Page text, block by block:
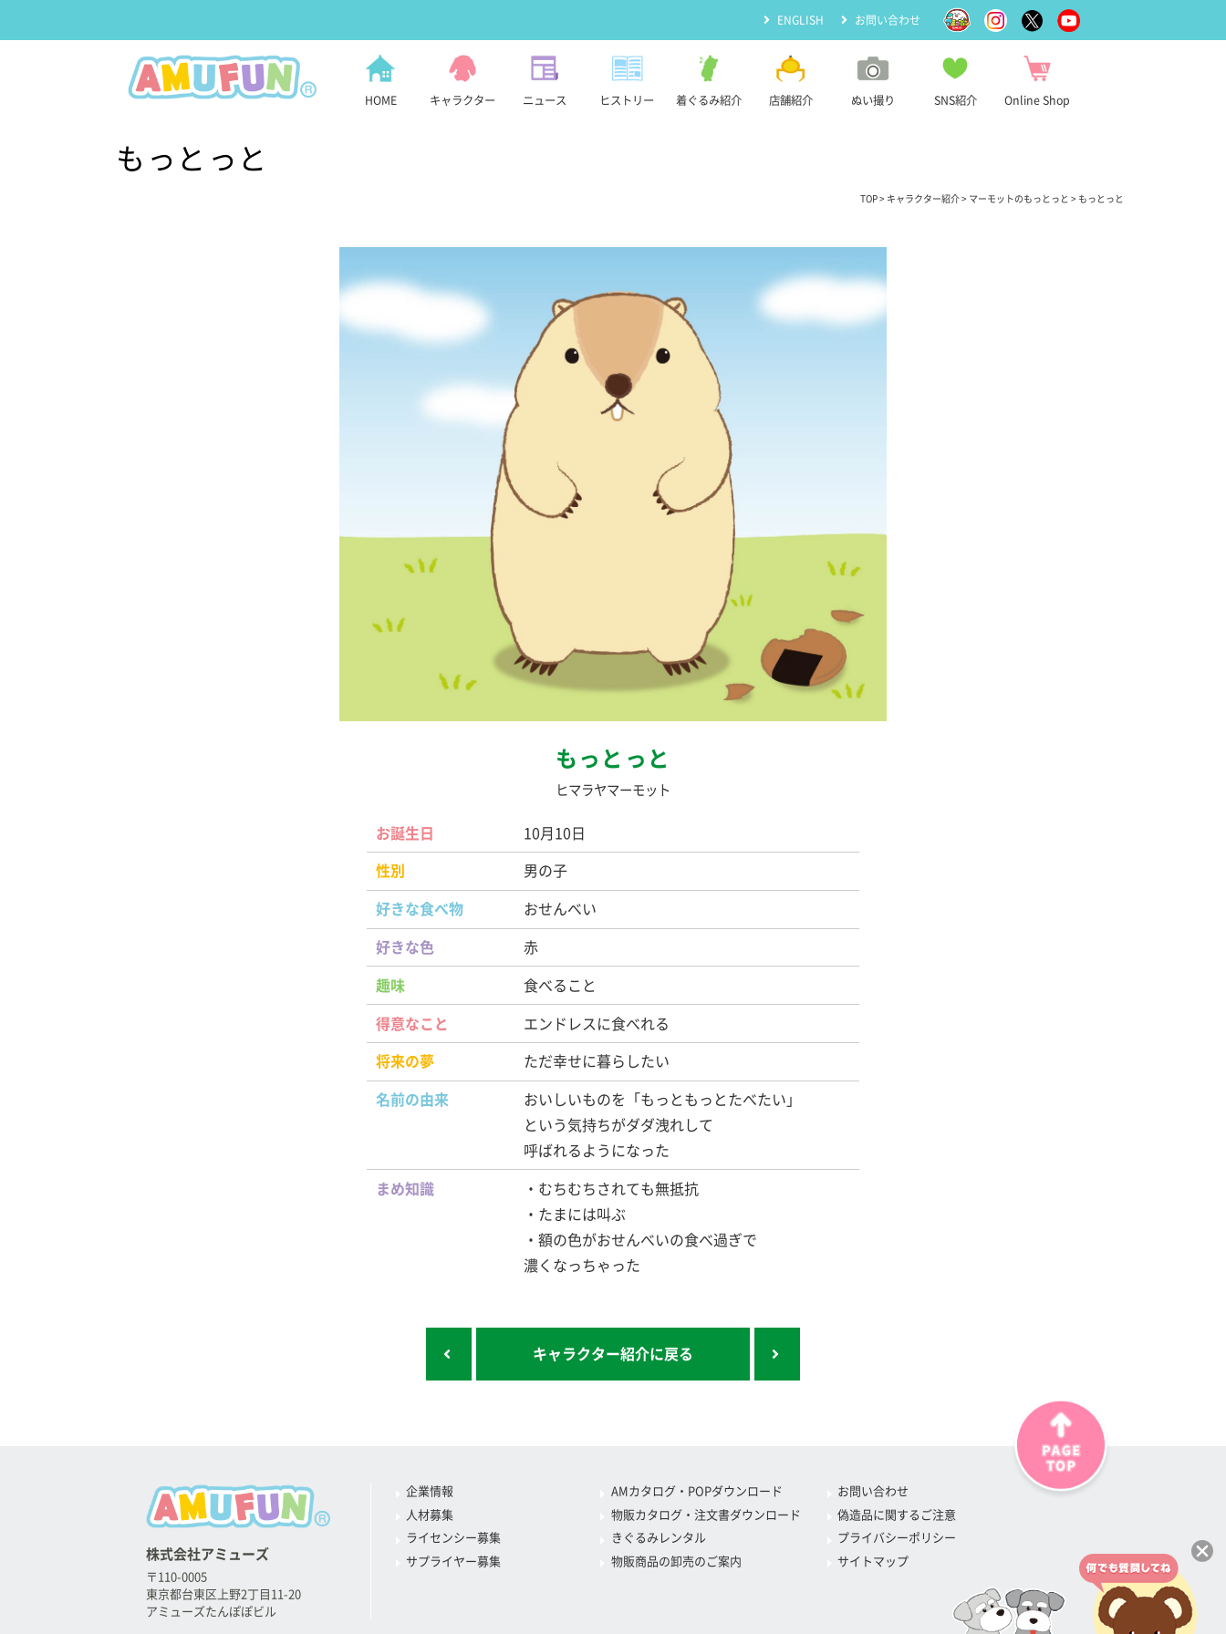
ENGLISH お問い合わせ
HOME キャラクター ニュース ヒストリー 着ぐるみ紹介 店舗紹介 ぬい撮り SNS紹介 Online Shop
もっとっと
TOP > キャラクター紹介 > マーモットのもっとっと > もっとっと
もっとっと
ヒマラヤマーモット
お誕生日 10月10日
性別 男の子
好きな食べ物 おせんべい
好きな色 赤
趣味 食べること
得意なこと エンドレスに食べれる
将来の夢 ただ幸せに暮らしたい
名前の由来
おいしいものを「もっともっとたべたい」
という気持ちがダダ洩れして
呼ばれるようになった
まめ知識
・むちむちされても無抵抗
・たまには叫ぶ
・額の色がおせんべいの食べ過ぎで
濃くなっちゃった
キャラクター紹介に戻る
企業情報
人材募集
ライセンシー募集
サプライヤー募集
AMカタログ・POPダウンロード
物販カタログ・注文書ダウンロード
きぐるみレンタル
物販商品の卸売のご案内
お問い合わせ
偽造品に関するご注意
プライバシーポリシー
サイトマップ
株式会社アミューズ
〒110-0005
東京都台東区上野2丁目11-20
アミューズたんぽぽビル